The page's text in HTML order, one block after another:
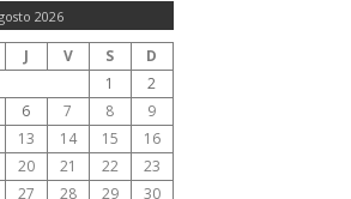
2026
J V S
D
1
2
6 7 8
9
13 14 15
16
20 21 22
23
27 28 29 30